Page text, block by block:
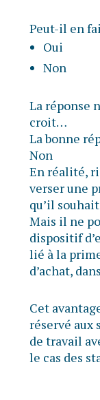
Peut-il en
Oui
Non
La réponse
croit…
La bonne
Non
En réalité,
verser une
qu’il
Mais il ne
dispositif
lié à la
d’achat,
Cet
réservé aux
de travail
le cas des